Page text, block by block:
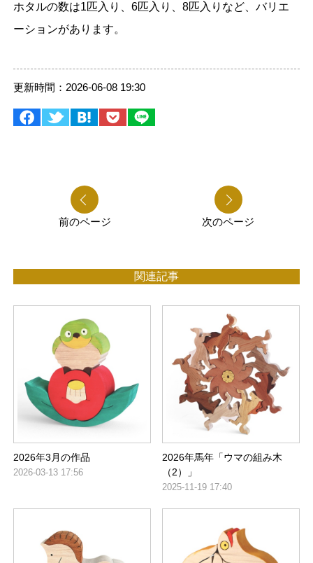
ホタルの数は1匹入り、6匹入り、8匹入りなど、バリエ
ーションがあります。
更新時間：2026-06-08 19:30
前のページ 次のページ
関連記事
2026年3月の作品
2026-03-13 17:56
2026年馬年「ウマの組み木
（2）」
2025-11-19 17:40